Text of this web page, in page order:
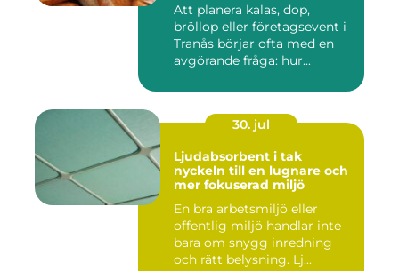
Att planera kalas, dop,
bröllop eller företagsevent i
Tranås börjar ofta med en
avgörande fråga: hur...
30. jul
Ljudabsorbent i tak
nyckeln till en lugnare och
mer fokuserad miljö
En bra arbetsmiljö eller
offentlig miljö handlar inte
bara om snygg inredning
och rätt belysning. Lj...